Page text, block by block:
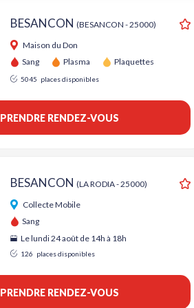
BESANCON (BESANCON - 25000)
Maison du Don
Sang
Plasma Plaquettes
5045 places disponibles
PRENDRE RENDEZ-VOUS
BESANCON (LA RODIA - 25000)
Collecte Mobile
Sang
Le lundi 24 août de 14h à 18h
126 places disponibles
PRENDRE RENDEZ-VOUS